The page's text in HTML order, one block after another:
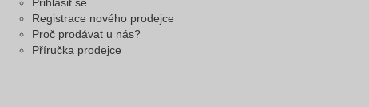
Přihlásit se
Registrace nového prodejce
Proč prodávat u nás?
Příručka prodejce